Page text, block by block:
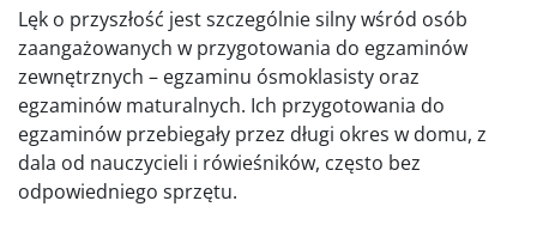
Lęk o przyszłość jest szczególnie silny wśród osób
zaangażowanych w przygotowania do egzaminów
zewnętrznych – egzaminu ósmoklasisty oraz
egzaminów maturalnych. Ich przygotowania do
egzaminów przebiegały przez długi okres w domu, z
dala od nauczycieli i rówieśników, często bez
odpowiedniego sprzętu.